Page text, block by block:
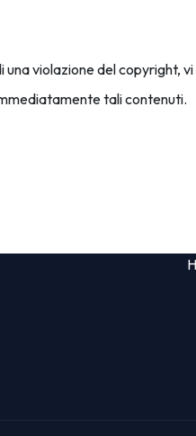
una violazione del copyright,
tali contenuti.​